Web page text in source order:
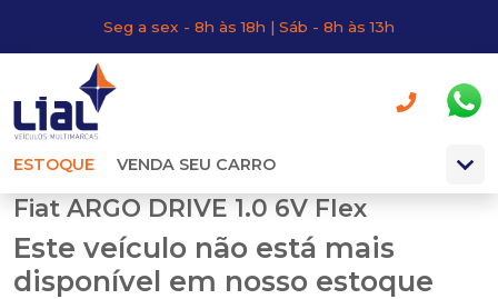
Seg a sex - 8h às 18h | Sáb - 8h às 13h
ESTOQUE VENDA SEU CARRO
Fiat ARGO DRIVE 1.0 6V Flex
Este veículo não está mais
disponível em nosso estoque